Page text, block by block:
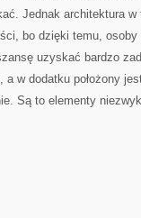
Jednak architektura
bo dzięki temu,
uzyskać bardzo
w dodatku położony
Są to elementy